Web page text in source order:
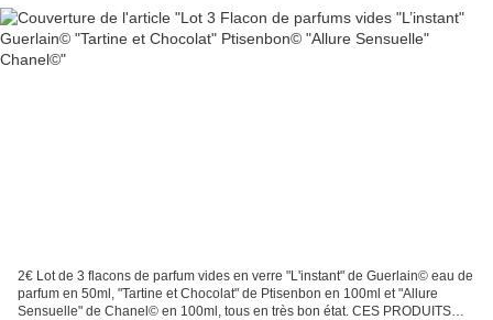
2€ Lot de 3 flacons de parfum vides en verre "L'instant" de Guerlain© eau de
parfum en 50ml, "Tartine et Chocolat" de Ptisenbon en 100ml et "Allure
Sensuelle" de Chanel© en 100ml, tous en très bon état. CES PRODUITS